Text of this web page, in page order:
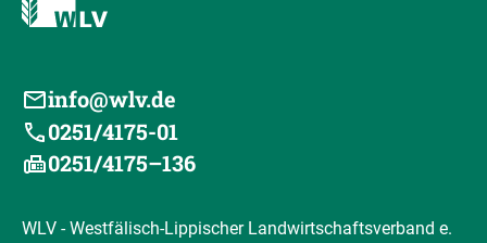
info@wlv.de
0251/4175-01
0251/4175–136
WLV - Westfälisch-Lippischer Landwirtschaftsverband e.